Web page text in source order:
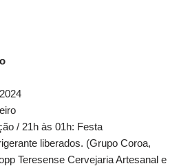
/ 21h às 01h: Festa
liberados. (Grupo Coroa,
Teresense Cervejaria Artesanal e